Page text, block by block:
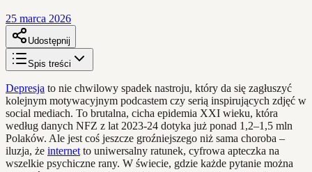
25 marca 2026
Udostępnij
Spis treści
Depresja to nie chwilowy spadek nastroju, który da się zagłuszyć
kolejnym motywacyjnym podcastem czy serią inspirujących zdjęć w
social mediach. To brutalna, cicha epidemia XXI wieku, która
według danych NFZ z lat 2023-24 dotyka już ponad 1,2–1,5 mln
Polaków. Ale jest coś jeszcze groźniejszego niż sama choroba –
iluzja, że internet to uniwersalny ratunek, cyfrowa apteczka na
wszelkie psychiczne rany. W świecie, gdzie każde pytanie można